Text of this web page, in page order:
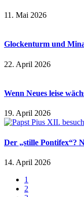
11. Mai 2026
Glockenturm und
22. April 2026
Wenn Neues leise
19. April 2026
Der „stille Pontifex“?
14. April 2026
1
2